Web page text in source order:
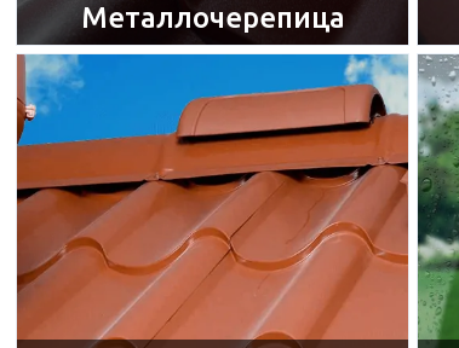
Металлочерепица